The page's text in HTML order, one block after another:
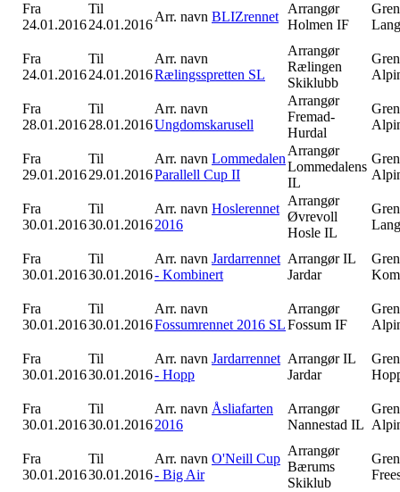
Fra
24.01.2016
Til
24.01.2016
Arr. navn BLIZrennet
Arrangør
Holmen IF
Gren
Fra
24.01.2016
Til
24.01.2016
Arr. navn
Rælingsspretten SL
Arrangør
Rælingen
Skiklubb
Gren
Fra
28.01.2016
Til
28.01.2016
Arr. navn
Ungdomskarusell
Arrangør
Fremad-
Hurdal
Gren
Fra
29.01.2016
Til
29.01.2016
Arr. navn Lommedalen
Parallell Cup II
Arrangør
Lommedalens
IL
Gren
Fra
30.01.2016
Til
30.01.2016
Arr. navn Hoslerennet
2016
Arrangør
Øvrevoll
Hosle IL
Gren
Fra
30.01.2016
Til
30.01.2016
Arr. navn Jardarrennet
- Kombinert
Arrangør IL
Jardar
Gren
Fra
30.01.2016
Til
30.01.2016
Arr. navn
Fossumrennet 2016 SL
Arrangør
Fossum IF
Gren
Fra
30.01.2016
Til
30.01.2016
Arr. navn Jardarrennet
- Hopp
Arrangør IL
Jardar
Gren
Fra
30.01.2016
Til
30.01.2016
Arr. navn Åsliafarten
2016
Arrangør
Nannestad IL
Gren
Fra
30.01.2016
Til
30.01.2016
Arr. navn O'Neill Cup
- Big Air
Arrangør
Bærums
Skiklub
Gren